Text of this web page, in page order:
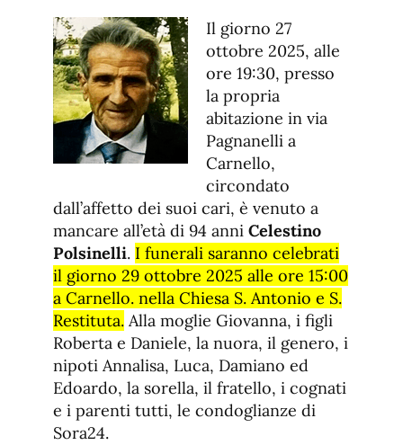
fuente.
de
fuente
de
fuente.
Il giorno 27
ottobre 2025, alle
ore 19:30, presso
la propria
abitazione in via
Pagnanelli a
Carnello,
circondato
dall’affetto dei suoi cari, è venuto a
mancare all’età di 94 anni Celestino
Polsinelli. I funerali saranno celebrati
il giorno 29 ottobre 2025 alle ore 15:00
a Carnello. nella Chiesa S. Antonio e S.
Restituta. Alla moglie Giovanna, i figli
Roberta e Daniele, la nuora, il genero, i
nipoti Annalisa, Luca, Damiano ed
Edoardo, la sorella, il fratello, i cognati
e i parenti tutti, le condoglianze di
Sora24.